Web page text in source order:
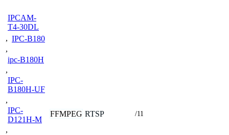
IPCAM-
T4-30DL
, IPC-B180
,
ipc-B180H
,
IPC-
B180H-UF
,
IPC-
D121H-M
,
FFMPEG RTSP /11